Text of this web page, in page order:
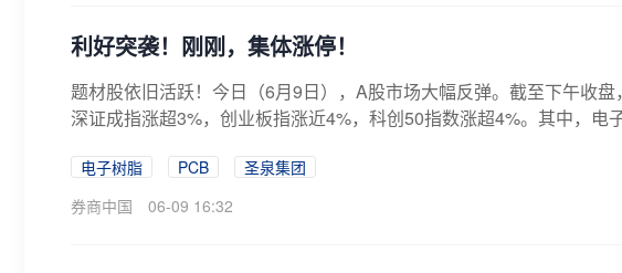
利好突袭！刚刚，集体涨停！
题材股依旧活跃！今日（6月9日），A股市场大幅反弹。截至下午收盘
深证成指涨超3%，创业板指涨近4%，科创50指数涨超4%。其中，电
电子树脂 PCB
圣泉集团
券商中国
06-09 16:32